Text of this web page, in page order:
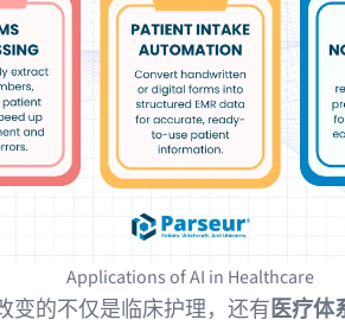
Applications of AI in Healthcare
变的不仅是临床护理，还有医疗体